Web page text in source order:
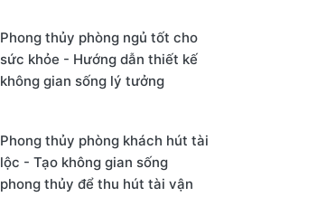
Phong thủy phòng ngủ tốt cho
sức khỏe - Hướng dẫn thiết kế
không gian sống lý tưởng
Phong thủy phòng khách hút tài
lộc - Tạo không gian sống
phong thủy để thu hút tài vận